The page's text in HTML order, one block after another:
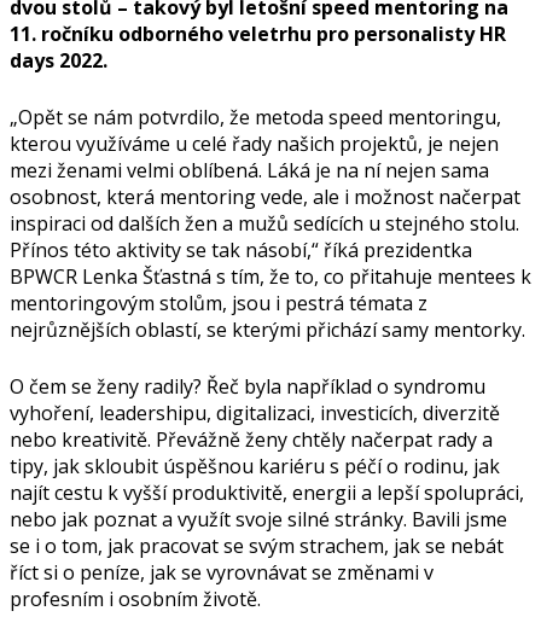
dvou stolů – takový byl letošní speed mentoring na
11. ročníku odborného veletrhu pro personalisty HR
days 2022.
„Opět se nám potvrdilo, že metoda speed mentoringu,
kterou využíváme u celé řady našich projektů, je nejen
mezi ženami velmi oblíbená. Láká je na ní nejen sama
osobnost, která mentoring vede, ale i možnost načerpat
inspiraci od dalších žen a mužů sedících u stejného stolu.
Přínos této aktivity se tak násobí,“ říká prezidentka
BPWCR Lenka Šťastná s tím, že to, co přitahuje mentees k
mentoringovým stolům, jsou i pestrá témata z
nejrůznějších oblastí, se kterými přichází samy mentorky.
O čem se ženy radily? Řeč byla například o syndromu
vyhoření, leadershipu, digitalizaci, investicích, diverzitě
nebo kreativitě. Převážně ženy chtěly načerpat rady a
tipy, jak skloubit úspěšnou kariéru s péčí o rodinu, jak
najít cestu k vyšší produktivitě, energii a lepší spolupráci,
nebo jak poznat a využít svoje silné stránky. Bavili jsme
se i o tom, jak pracovat se svým strachem, jak se nebát
říct si o peníze, jak se vyrovnávat se změnami v
profesním i osobním životě.